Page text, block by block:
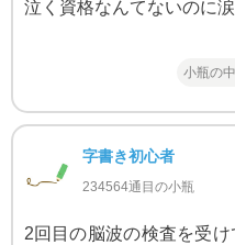
泣く資格なんてないのに
小瓶の
字書き初心者
234564通目の小瓶
2回目の脳波の検査を受